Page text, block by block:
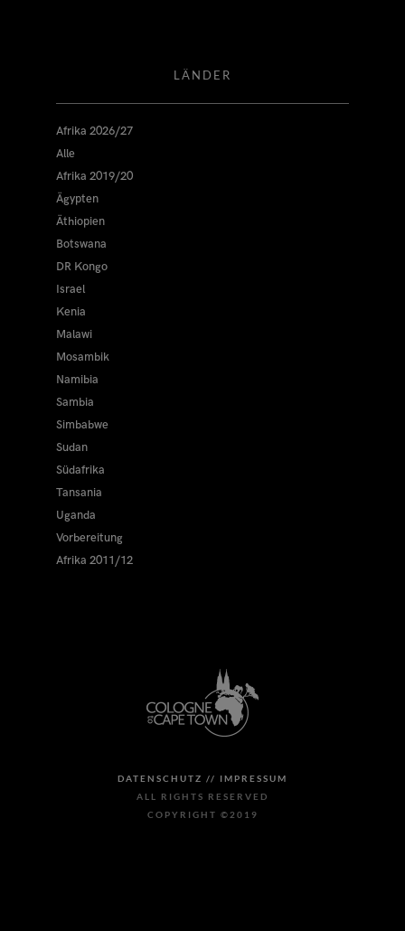
LÄNDER
Afrika 2026/27
Alle
Afrika 2019/20
Ägypten
Äthiopien
Botswana
DR Kongo
Israel
Kenia
Malawi
Mosambik
Namibia
Sambia
Simbabwe
Sudan
Südafrika
Tansania
Uganda
Vorbereitung
Afrika 2011/12
DATENSCHUTZ // IMPRESSUM
ALL RIGHTS RESERVED
COPYRIGHT ©2019